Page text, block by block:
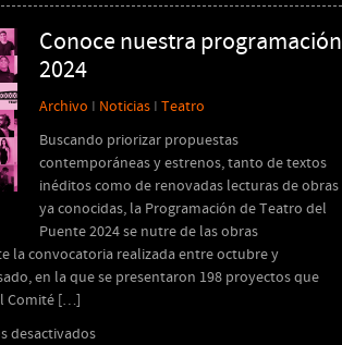
más
oxígeno?
Conoce nuestra programación
2024
Archivo I Noticias I Teatro
Buscando priorizar propuestas
contemporáneas y estrenos, tanto de textos
inéditos como de renovadas lecturas de obras
ya conocidas, la Programación de Teatro del
Puente 2024 se nutre de las obras
la convocatoria realizada entre octubre y
en la que se presentaron 198 proyectos que
Comité […]
desactivadosen